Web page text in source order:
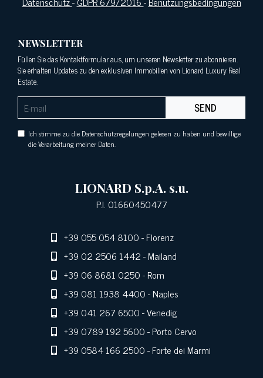
NEWSLETTER
Füllen Sie das Kontaktformular aus, um unseren Newsletter zu abonnieren.
Sie erhalten Updates zu den exklusiven Immobilien von Lionard Luxury Real
Estate.
SEND
Ich stimme zu die Datenschutzregelungen gelesen zu haben und bewillige
die Verarbeitung meiner Daten.
LIONARD S.p.A. s.u.
P.I. 01660450477
+39 055 054 8100- Florenz
+39 02 2506 1442- Mailand
+39 06 8681 0250- Rom
+39 081 1938 4400- Naples
+39 041 267 6500- Venedig
+39 0789 192 5600- Porto Cervo
+39 0584 166 2500- Forte dei Marmi